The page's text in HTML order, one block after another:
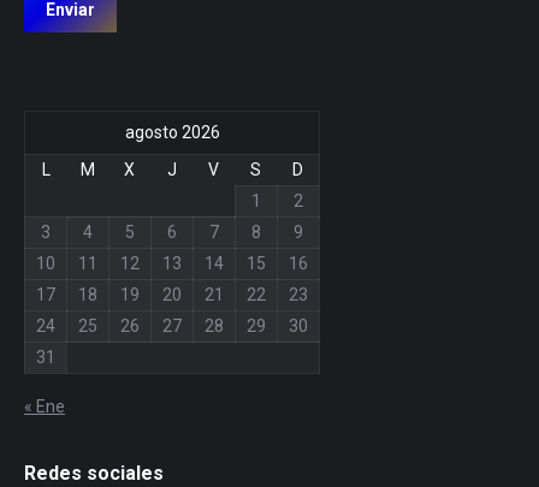
Enviar
agosto 2026
L
M X J V S
D
1
2
3
4 5 6 7 8
9
10
11 12 13 14 15
16
17
18 19 20 21 22
23
24
25 26 27 28 29
30
31
« Ene
Redes sociales